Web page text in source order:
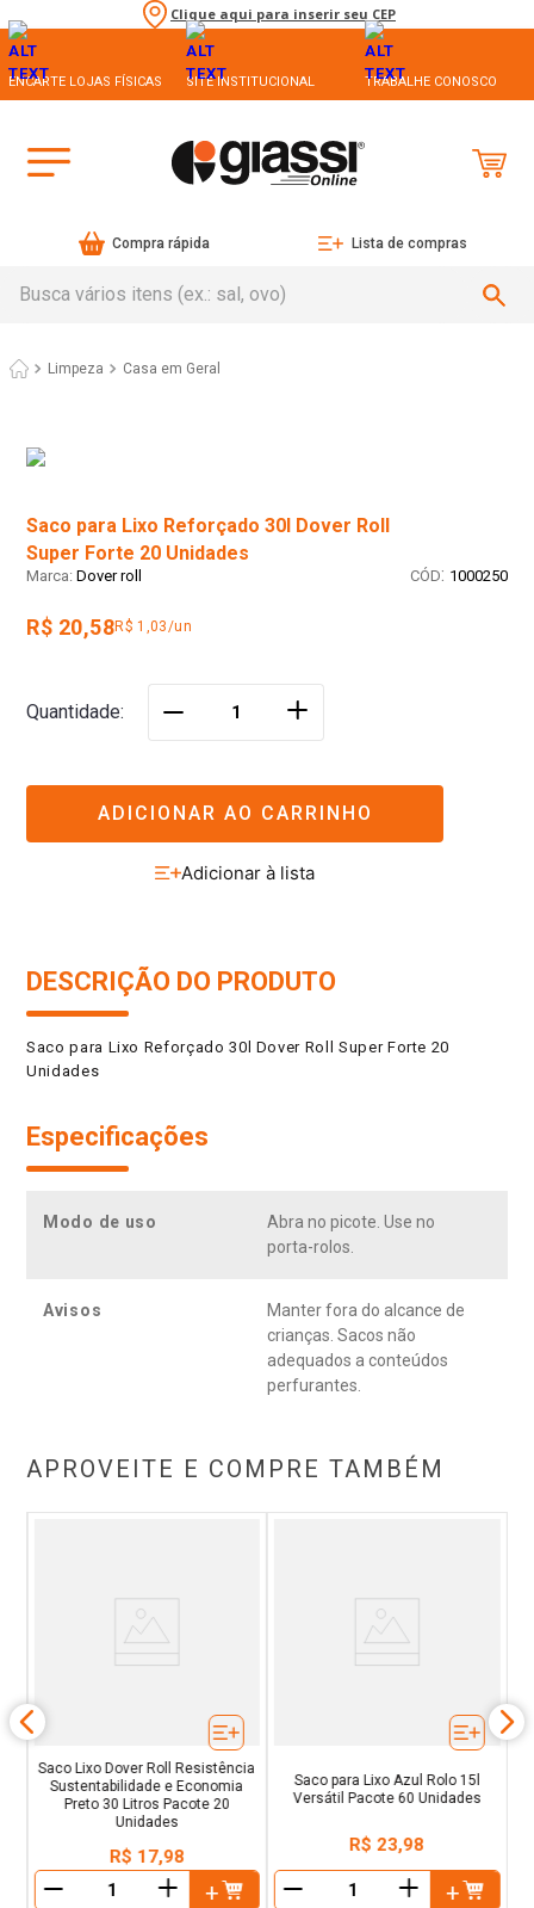
Clique aqui para inserir seu CEP
ENCARTE LOJAS FÍSICAS SITE INSTITUCIONAL TRABALHE CONOSCO
Compra rápida Lista de compras
Limpeza Casa em Geral
Saco para Lixo Reforçado 30l Dover Roll
Super Forte 20 Unidades
Dover roll : 1000250
R$ 20,58R$ 1,03/un
Quantidade ＋
ADICIONAR AO CARRINHO
DESCRIÇÃO DO PRODUTO
Saco para Lixo Reforçado 30l Dover Roll Super Forte 20
Unidades
Especificações
Modo de uso
Abra no picote. Use no
porta-rolos.
Avisos
Manter fora do alcance de
crianças. Sacos não
adequados a conteúdos
perfurantes.
APROVEITE E COMPRE TAMBÉM
Saco Lixo Dover Roll Resistência
Sustentabilidade e Economia
Preto 30 Litros Pacote 20
Unidades
R$ 17,98
＋
Saco para Lixo Azul Rolo 15l
Versátil Pacote 60 Unidades
R$ 23,98
＋